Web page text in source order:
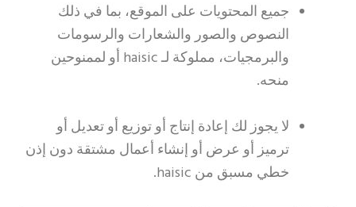
جميع المحتويات على الموقع، بما في ذلك
النصوص والصور والشعارات والرسومات
والبرمجيات، مملوكة لـ haisic أو لممنوحين
منحه.
لا يجوز لك إعادة إنتاج أو توزيع أو تعديل أو
ترميز أو عرض أو إنشاء أعمال مشتقة دون إذن
خطي مسبق من haisic.